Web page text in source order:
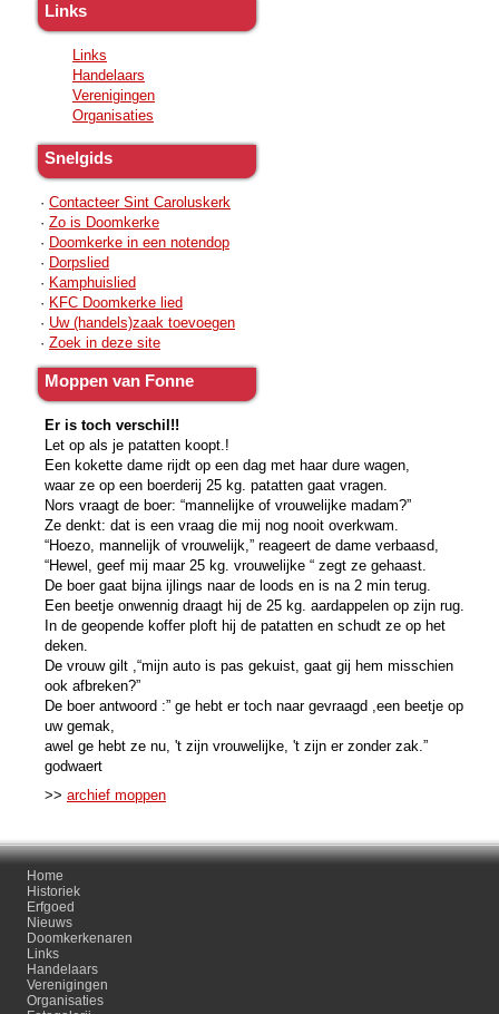
Links
Links
Handelaars
Verenigingen
Organisaties
Snelgids
· Contacteer Sint Caroluskerk
· Zo is Doomkerke
· Doomkerke in een notendop
· Dorpslied
· Kamphuislied
· KFC Doomkerke lied
· Uw (handels)zaak toevoegen
· Zoek in deze site
Moppen van Fonne
Er is toch verschil!!
Let op als je patatten koopt.!
Een kokette dame rijdt op een dag met haar dure wagen,
waar ze op een boerderij 25 kg. patatten gaat vragen.
Nors vraagt de boer: “mannelijke of vrouwelijke madam?”
Ze denkt: dat is een vraag die mij nog nooit overkwam.
“Hoezo, mannelijk of vrouwelijk,” reageert de dame verbaasd,
“Hewel, geef mij maar 25 kg. vrouwelijke “ zegt ze gehaast.
De boer gaat bijna ijlings naar de loods en is na 2 min terug.
Een beetje onwennig draagt hij de 25 kg. aardappelen op zijn rug.
In de geopende koffer ploft hij de patatten en schudt ze op het
deken.
De vrouw gilt ,“mijn auto is pas gekuist, gaat gij hem misschien
ook afbreken?”
De boer antwoord :” ge hebt er toch naar gevraagd ,een beetje op
uw gemak,
awel ge hebt ze nu, 't zijn vrouwelijke, 't zijn er zonder zak.”
godwaert
>> archief moppen
Home
Historiek
Erfgoed
Nieuws
Doomkerkenaren
Links
Handelaars
Verenigingen
Organisaties